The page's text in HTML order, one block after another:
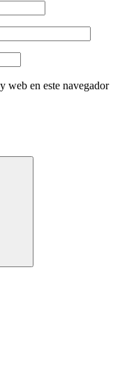
web en este navegador